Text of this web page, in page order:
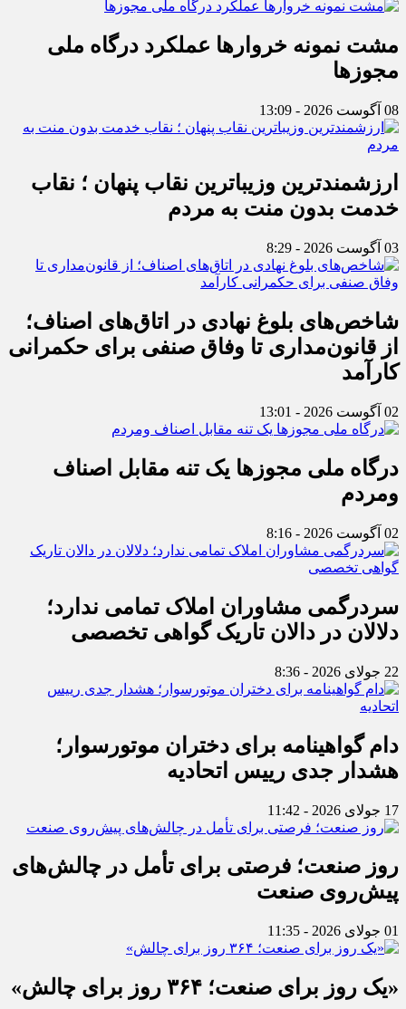
مشت نمونه خروارها عملکرد درگاه ملی
مجوزها
08 آگوست 2026 - 13:09
ارزشمندترین وزیباترین نقاب پنهان ؛ نقاب
خدمت بدون منت به مردم
03 آگوست 2026 - 8:29
شاخص‌های بلوغ نهادی در اتاق‌های اصناف؛
از قانون‌مداری تا وفاق صنفی برای حکمرانی
کارآمد
02 آگوست 2026 - 13:01
درگاه ملی مجوزها یک تنه مقابل اصناف
ومردم
02 آگوست 2026 - 8:16
سردرگمی مشاوران املاک تمامی ندارد؛
دلالان در دالان تاریک گواهی تخصصی
22 جولای 2026 - 8:36
دام گواهینامه برای دختران موتورسوار؛
هشدار جدی رییس اتحادیه
17 جولای 2026 - 11:42
روز صنعت؛ فرصتی برای تأمل در چالش‌های
پیش‌روی صنعت
01 جولای 2026 - 11:35
«یک روز برای صنعت؛ ۳۶۴ روز برای چالش»